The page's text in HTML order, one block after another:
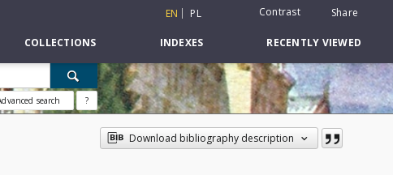
EN PL Contrast Share
COLLECTIONS INDEXES RECENTLY VIEWED
search ?
Download bibliography description